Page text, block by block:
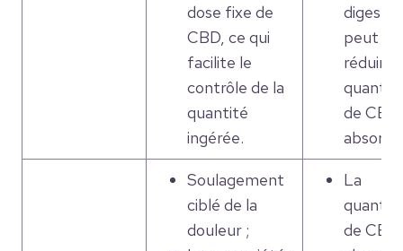
dose fixe de
CBD, ce qui
facilite le
contrôle de la
quantité
ingérée.
digestif
peut
réduire
de CBD
Soulagement
ciblé de la
douleur ;
La
de CBD